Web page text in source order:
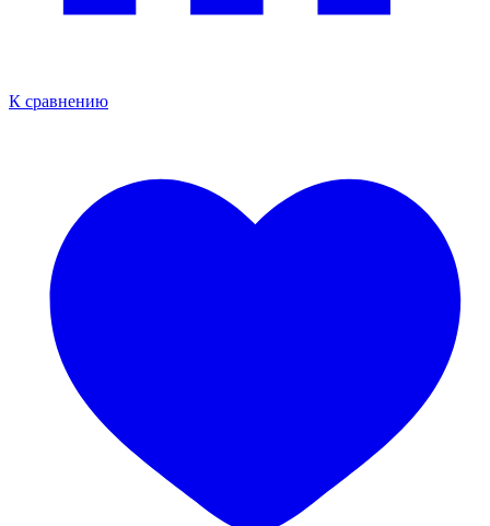
К сравнению